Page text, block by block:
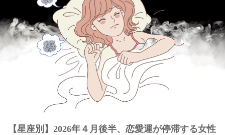
トレンド ワード
【星座別】2026年４月後半、恋愛運が停滞する女性